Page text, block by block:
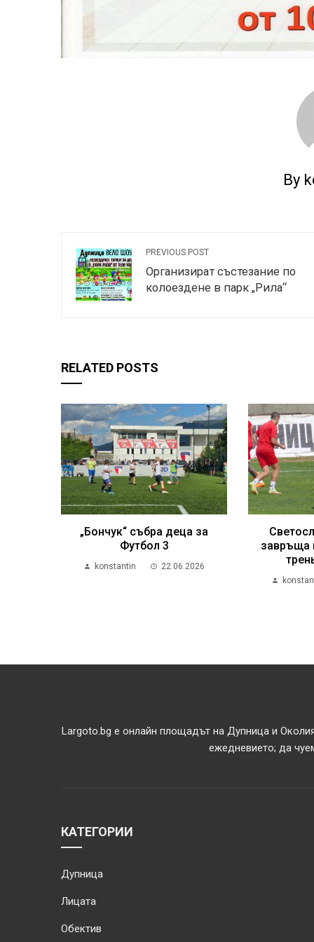
By
PREVIOUS POST
Организират състезание по
колоездене в парк „Рила“
RELATED POSTS
„Бончук“ събра деца за
Футбол 3
konstantin 22.06.2026
завръща
Largoto.bg е онлайн площадът на Дупница и
ежедневието; да
КАТЕГОРИИ
Дупница
Лицата
Обектив